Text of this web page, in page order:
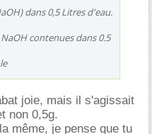
dans 0,5 Litres d'eau.
contenues dans 0.5
joie, mais il s'agissait
non 0,5g.
même, je pense que tu